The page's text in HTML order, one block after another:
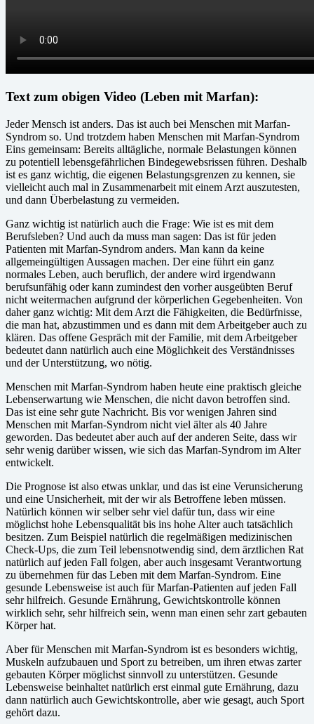
Text zum obigen Video (Leben mit Marfan):
Jeder Mensch ist anders. Das ist auch bei Menschen mit Marfan-
Syndrom so. Und trotzdem haben Menschen mit Marfan-Syndrom
Eins gemeinsam: Bereits alltägliche, normale Belastungen können
zu potentiell lebensgefährlichen Bindegewebsrissen führen. Deshalb
ist es ganz wichtig, die eigenen Belastungsgrenzen zu kennen, sie
vielleicht auch mal in Zusammenarbeit mit einem Arzt auszutesten,
und dann Überbelastung zu vermeiden.
Ganz wichtig ist natürlich auch die Frage: Wie ist es mit dem
Berufsleben? Und auch da muss man sagen: Das ist für jeden
Patienten mit Marfan-Syndrom anders. Man kann da keine
allgemeingültigen Aussagen machen. Der eine führt ein ganz
normales Leben, auch beruflich, der andere wird irgendwann
berufsunfähig oder kann zumindest den vorher ausgeübten Beruf
nicht weitermachen aufgrund der körperlichen Gegebenheiten. Von
daher ganz wichtig: Mit dem Arzt die Fähigkeiten, die Bedürfnisse,
die man hat, abzustimmen und es dann mit dem Arbeitgeber auch zu
klären. Das offene Gespräch mit der Familie, mit dem Arbeitgeber
bedeutet dann natürlich auch eine Möglichkeit des Verständnisses
und der Unterstützung, wo nötig.
Menschen mit Marfan-Syndrom haben heute eine praktisch gleiche
Lebenserwartung wie Menschen, die nicht davon betroffen sind.
Das ist eine sehr gute Nachricht. Bis vor wenigen Jahren sind
Menschen mit Marfan-Syndrom nicht viel älter als 40 Jahre
geworden. Das bedeutet aber auch auf der anderen Seite, dass wir
sehr wenig darüber wissen, wie sich das Marfan-Syndrom im Alter
entwickelt.
Die Prognose ist also etwas unklar, und das ist eine Verunsicherung
und eine Unsicherheit, mit der wir als Betroffene leben müssen.
Natürlich können wir selber sehr viel dafür tun, dass wir eine
möglichst hohe Lebensqualität bis ins hohe Alter auch tatsächlich
besitzen. Zum Beispiel natürlich die regelmäßigen medizinischen
Check-Ups, die zum Teil lebensnotwendig sind, dem ärztlichen Rat
natürlich auf jeden Fall folgen, aber auch insgesamt Verantwortung
zu übernehmen für das Leben mit dem Marfan-Syndrom. Eine
gesunde Lebensweise ist auch für Marfan-Patienten auf jeden Fall
sehr hilfreich. Gesunde Ernährung, Gewichtskontrolle können
wirklich sehr, sehr hilfreich sein, wenn man einen sehr zart gebauten
Körper hat.
Aber für Menschen mit Marfan-Syndrom ist es besonders wichtig,
Muskeln aufzubauen und Sport zu betreiben, um ihren etwas zarter
gebauten Körper möglichst sinnvoll zu unterstützen. Gesunde
Lebensweise beinhaltet natürlich erst einmal gute Ernährung, dazu
dann natürlich auch Gewichtskontrolle, aber wie gesagt, auch Sport
gehört dazu.